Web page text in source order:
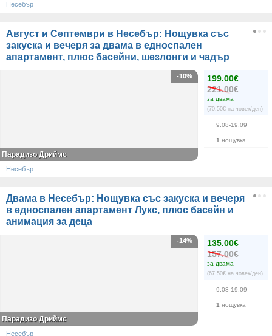
Несебър
Август и Септември в Несебър: Нощувка със
закуска и вечеря за двама в едноспален
апартамент, плюс басейни, шезлонги и чадър
199.00€
221.00€
за двама
(70.50€ на човек/ден)
9.08-19.09
1 нощувка
-10%
Парадизо Дриймс
Несебър
Двама в Несебър: Нощувка със закуска и вечеря
в едноспален апартамент Лукс, плюс басейн и
анимация за деца
135.00€
157.00€
за двама
(67.50€ на човек/ден)
9.08-19.09
1 нощувка
-14%
Парадизо Дриймс
Несебър